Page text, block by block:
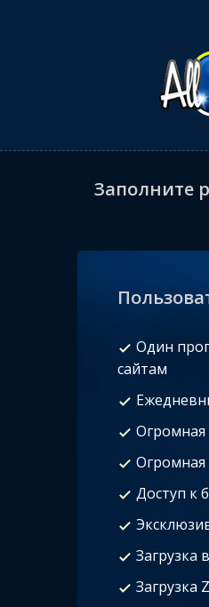
Заполните
Один
сайтам
Огромная
Огромная
Доступ к
Загрузка
Загрузка